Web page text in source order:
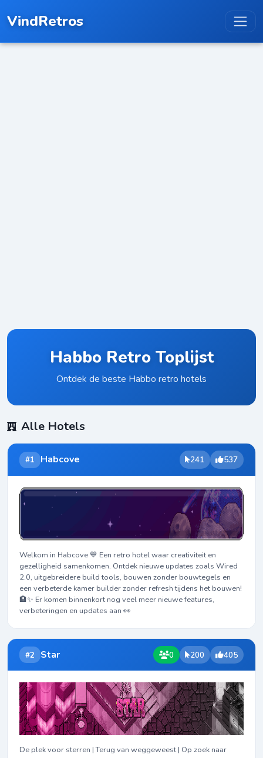
VindRetros
Habbo Retro Toplijst
Ontdek de beste Habbo retro hotels
Alle Hotels
#1 Habcove 241 537
Welkom in Habcove 💙 Een retro hotel waar creativiteit en
gezelligheid samenkomen. Ontdek nieuwe updates zoals Wired
2.0, uitgebreidere build tools, bouwen zonder bouwtegels en
een verbeterde kamer builder zonder refresh tijdens het bouwen!
🏨✨ Er komen binnenkort nog veel meer nieuwe features,
verbeteringen en updates aan 👀
#2 Star 0 200 405
De plek voor sterren | Terug van weggeweest | Op zoek naar